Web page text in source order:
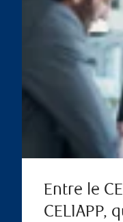
Entre le
CELIAPP,